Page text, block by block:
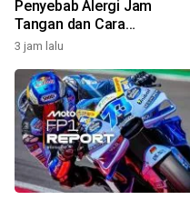
Penyebab Alergi Jam
Tangan dan Cara
Mengatasinya
3 jam lalu